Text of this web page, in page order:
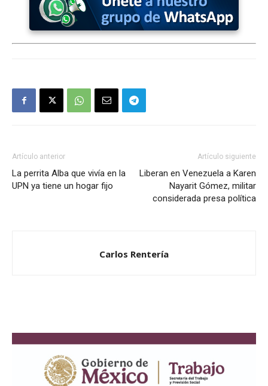
Artículo anterior
La perrita Alba que vivía en la
UPN ya tiene un hogar fijo
Artículo siguiente
Liberan en Venezuela a Karen
Nayarit Gómez, militar
considerada presa política
Carlos Rentería